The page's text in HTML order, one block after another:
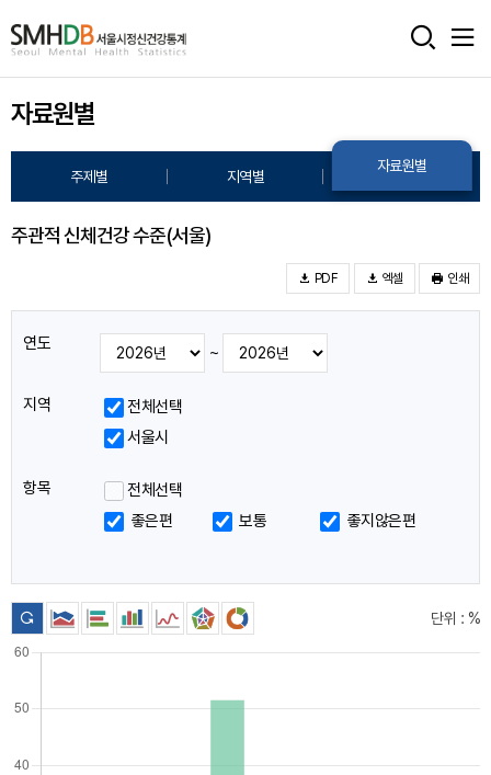
서
울
시
정
신
건
통
계
홈
로
자료원별
주제별 지역별
자료원별
주관적 신체건강 수준(서울)
PDF 엑셀 인쇄
연도 ~
지역
전체선택
서울시
항목
전체선택
좋은편
보통 좋지않은편
단위 : %